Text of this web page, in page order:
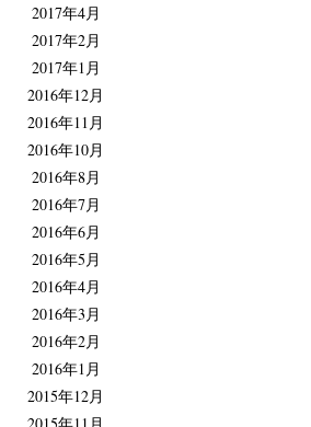
2017年4月
2017年2月
2017年1月
2016年12月
2016年11月
2016年10月
2016年8月
2016年7月
2016年6月
2016年5月
2016年4月
2016年3月
2016年2月
2016年1月
2015年12月